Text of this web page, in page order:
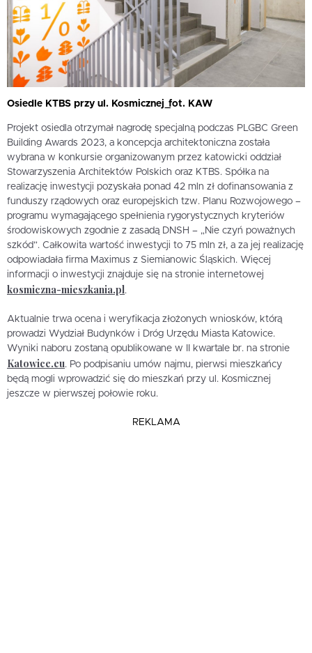
Osiedle KTBS przy ul. Kosmicznej_fot. KAW
Projekt osiedla otrzymał nagrodę specjalną podczas PLGBC Green
Building Awards 2023, a koncepcja architektoniczna została
wybrana w konkursie organizowanym przez katowicki oddział
Stowarzyszenia Architektów Polskich oraz KTBS. Spółka na
realizację inwestycji pozyskała ponad 42 mln zł dofinansowania z
funduszy rządowych oraz europejskich tzw. Planu Rozwojowego –
programu wymagającego spełnienia rygorystycznych kryteriów
środowiskowych zgodnie z zasadą DNSH – „Nie czyń poważnych
szkód”. Całkowita wartość inwestycji to 75 mln zł, a za jej realizację
odpowiadała firma Maximus z Siemianowic Śląskich. Więcej
informacji o inwestycji znajduje się na stronie internetowej
kosmiczna-mieszkania.pl.
Aktualnie trwa ocena i weryfikacja złożonych wniosków, którą
prowadzi Wydział Budynków i Dróg Urzędu Miasta Katowice.
Wyniki naboru zostaną opublikowane w II kwartale br. na stronie
Katowice.eu. Po podpisaniu umów najmu, pierwsi mieszkańcy
będą mogli wprowadzić się do mieszkań przy ul. Kosmicznej
jeszcze w pierwszej połowie roku.
REKLAMA